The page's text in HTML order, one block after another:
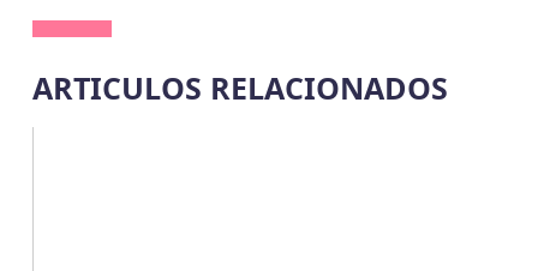
ARTICULOS RELACIONADOS